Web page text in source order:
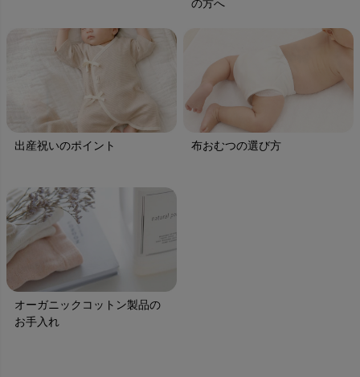
の方へ
出産祝いのポイント 布おむつの選び方
オーガニックコットン製品の
お手入れ